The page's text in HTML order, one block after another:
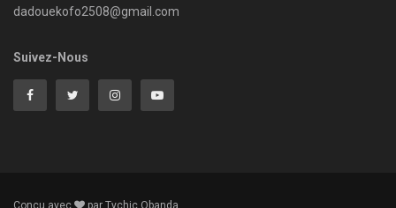
dadouekofo2508@gmail.com
Suivez-Nous
Conçu avec par Tychic Obanda